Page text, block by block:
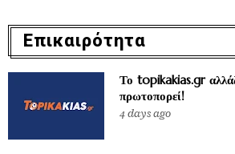
Επικαιρότητα
Το topikakias.gr
πρωτοπορεί!
4 days ago